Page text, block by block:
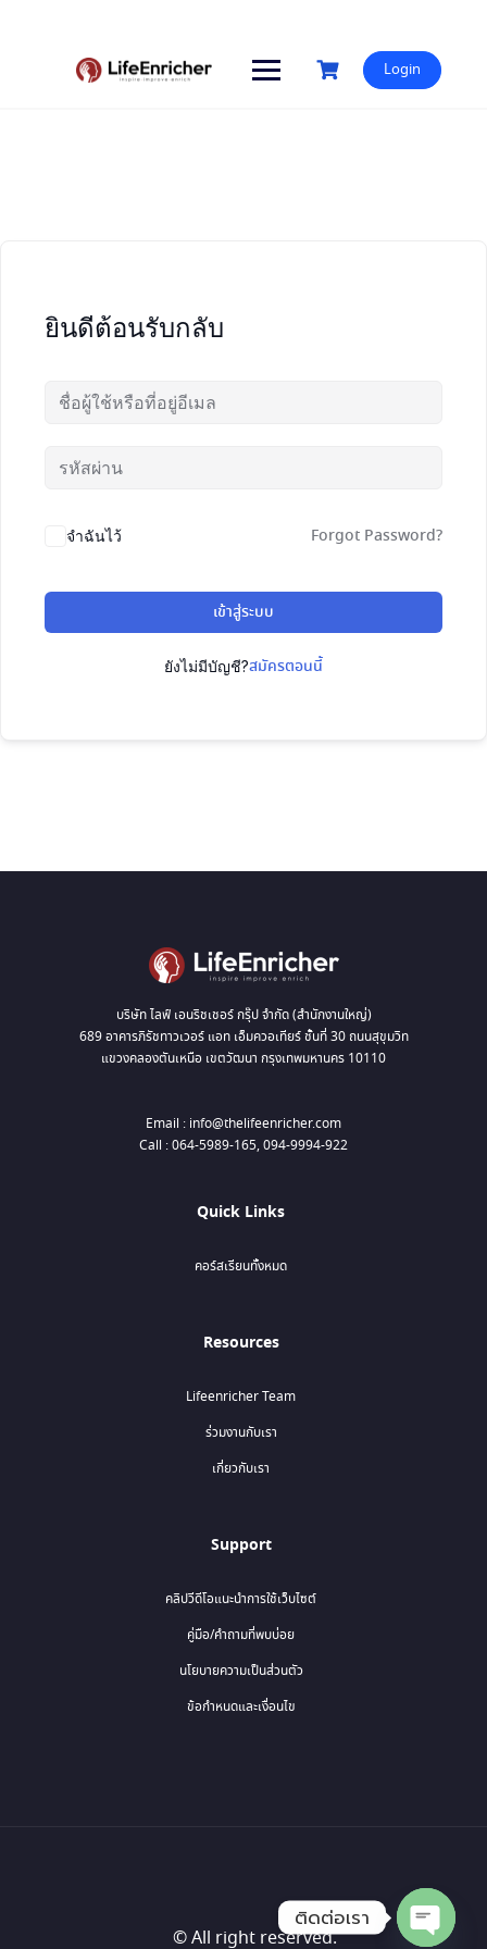
Login
ยินดีต้อนรับกลับ
จำฉันไว้ Forgot Password?
เข้าสู่ระบบ
ยังไม่มีบัญชี?สมัครตอนนี้
บริษัท ไลฟ์ เอนริชเชอร์ กรุ๊ป จำกัด (สำนักงานใหญ่)
689 อาคารภิรัชทาวเวอร์ แอท เอ็มควอเทียร์ ชั้นที่ 30 ถนนสุขุมวิท
แขวงคลองตันเหนือ เขตวัฒนา กรุงเทพมหานคร 10110
Email : info@thelifeenricher.com
Call : 064-5989-165, 094-9994-922
Quick Links
คอร์สเรียนทั้งหมด
Resources
Lifeenricher Team
ร่วมงานกับเรา
เกี่ยวกับเรา
Support
คลิปวีดีโอแนะนำการใช้เว็บไซต์
คู่มือ/คำถามที่พบบ่อย
นโยบายความเป็นส่วนตัว
ข้อกำหนดและเงื่อนไข
© All right reserved.
ติดต่อเรา